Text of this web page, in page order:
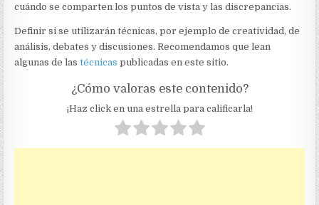
cuándo se comparten los puntos de vista y las discrepancias.
Definir si se utilizarán técnicas, por ejemplo de creatividad, de
análisis, debates y discusiones. Recomendamos que lean
algunas de lastécnicaspublicadas en este sitio.
¿Cómo valoras este contenido?
¡Haz click en una estrella para calificarla!